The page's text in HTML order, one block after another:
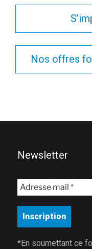
Nos offres
Newsletter
*En soumettant ce